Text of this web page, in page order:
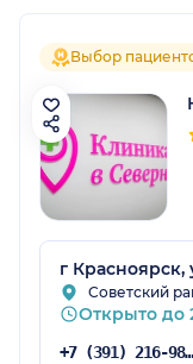
Выбор
г Красноярск,
Советский
Открыто до
+7 (391) 216-98-51